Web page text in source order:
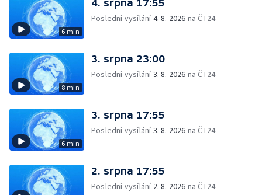
6 min
4. srpna 17:55
Poslední vysílání4. 8. 2026 na ČT24
8 min
3. srpna 23:00
Poslední vysílání3. 8. 2026 na ČT24
6 min
3. srpna 17:55
Poslední vysílání3. 8. 2026 na ČT24
2. srpna 17:55
Poslední vysílání 2. 8. 2026 na ČT24